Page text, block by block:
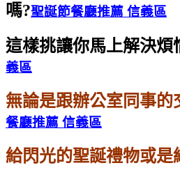
嗎?聖誕節餐廳推薦 信義區
這樣挑讓你馬上解決煩
義區
無論是跟辦公室同事的
餐廳推薦 信義區
給閃光的聖誕禮物或是